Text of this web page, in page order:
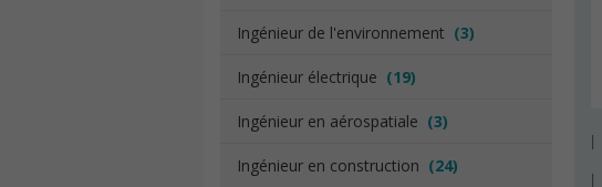
Ingénieur de l'environnement (3)
Ingénieur électrique (19)
Ingénieur en aérospatiale (3)
Ingénieur en construction (24)